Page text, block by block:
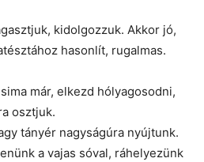
kidolgozzuk. Akkor jó,
hasonlít, rugalmas.
már, elkezd hólyagosodni,
osztjuk.
tányér nagyságúra nyújtunk.
a vajas sóval, ráhelyezünk